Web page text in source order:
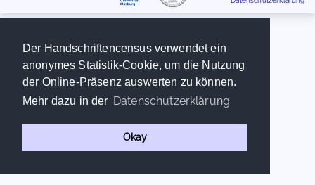
Der Handschriftencensus verwendet ein
anonymes Statistik-Cookie, um die Nutzung
der Online-Präsenz auswerten zu können.
Mehr dazu in der Datenschutzerklärung
Okay